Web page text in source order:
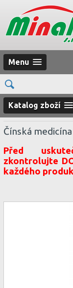
Menu
Katalog zboží
Čínská medicína
Před
zkontrolujte
každého